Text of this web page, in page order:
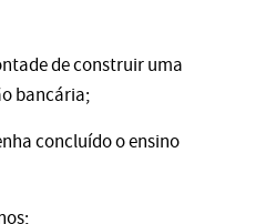
de construir uma
bancária;
concluído o ensino